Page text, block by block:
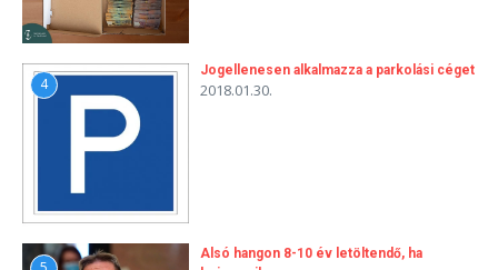
4
Jogellenesen alkalmazza a parkolási céget
2018.01.30.
Alsó hangon 8-10 év letöltendő, ha